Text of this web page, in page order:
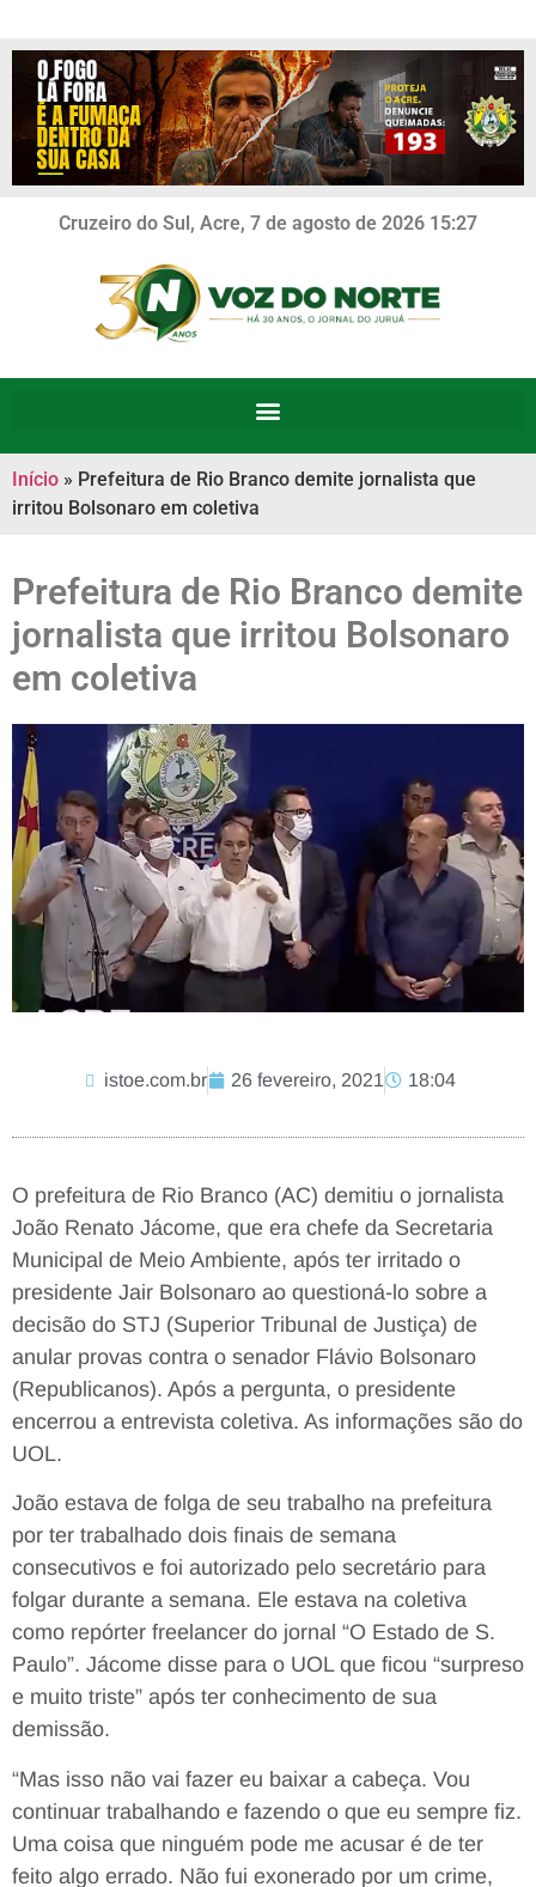
Cruzeiro do Sul, Acre, 7 de agosto de 2026 15:27
Início » Prefeitura de Rio Branco demite jornalista que
irritou Bolsonaro em coletiva
Prefeitura de Rio Branco demite
jornalista que irritou Bolsonaro
em coletiva
istoe.com.br 26 fevereiro, 2021 18:04
O prefeitura de Rio Branco (AC) demitiu o jornalista
João Renato Jácome, que era chefe da Secretaria
Municipal de Meio Ambiente, após ter irritado o
presidente Jair Bolsonaro ao questioná-lo sobre a
decisão do STJ (Superior Tribunal de Justiça) de
anular provas contra o senador Flávio Bolsonaro
(Republicanos). Após a pergunta, o presidente
encerrou a entrevista coletiva. As informações são do
UOL.
João estava de folga de seu trabalho na prefeitura
por ter trabalhado dois finais de semana
consecutivos e foi autorizado pelo secretário para
folgar durante a semana. Ele estava na coletiva
como repórter freelancer do jornal “O Estado de S.
Paulo”. Jácome disse para o UOL que ficou “surpreso
e muito triste” após ter conhecimento de sua
demissão.
“Mas isso não vai fazer eu baixar a cabeça. Vou
continuar trabalhando e fazendo o que eu sempre fiz.
Uma coisa que ninguém pode me acusar é de ter
feito algo errado. Não fui exonerado por um crime,